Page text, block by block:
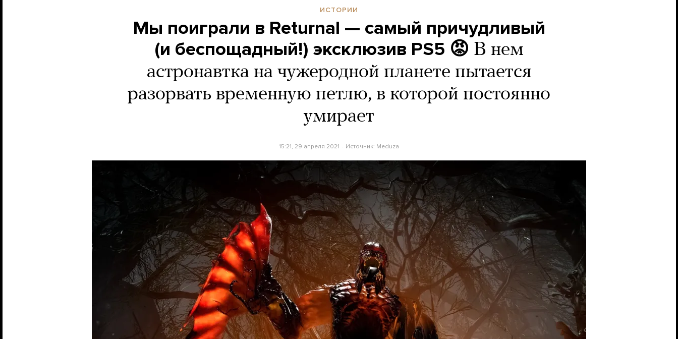
ИСТОРИИ
Мы поиграли в Returnal — самый причудливый
(и беспощадный!) эксклюзив PS5 😡 В нем
астронавтка на чужеродной планете пытается
разорвать временную петлю, в которой постоянно
умирает
15:21, 29 апреля 2021 Источник: Meduza